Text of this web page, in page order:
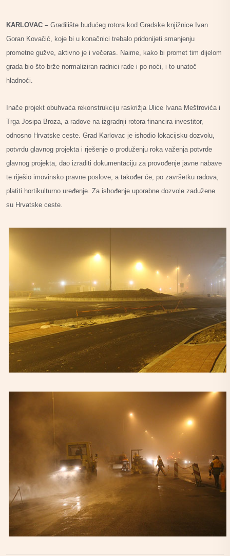
KARLOVAC – Gradilište budućeg rotora kod Gradske knjižnice Ivan
Goran Kovačić, koje bi u konačnici trebalo pridonijeti smanjenju
prometne gužve, aktivno je i večeras. Naime, kako bi promet tim dijelom
grada bio što brže normaliziran radnici rade i po noći, i to unatoč
hladnoći.
Inače projekt obuhvaća rekonstrukciju raskrižja Ulice Ivana Meštrovića i
Trga Josipa Broza, a radove na izgradnji rotora financira investitor,
odnosno Hrvatske ceste. Grad Karlovac je ishodio lokacijsku dozvolu,
potvrdu glavnog projekta i rješenje o produženju roka važenja potvrde
glavnog projekta, dao izraditi dokumentaciju za provođenje javne nabave
te riješio imovinsko pravne poslove, a također će, po završetku radova,
platiti hortikulturno uređenje. Za ishođenje uporabne dozvole zadužene
su Hrvatske ceste.